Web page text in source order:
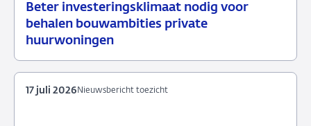
Beter investeringsklimaat nodig voor
behalen bouwambities private
huurwoningen
22
juli
Nieuws
Nieuwsbericht toezicht
17 juli 2026